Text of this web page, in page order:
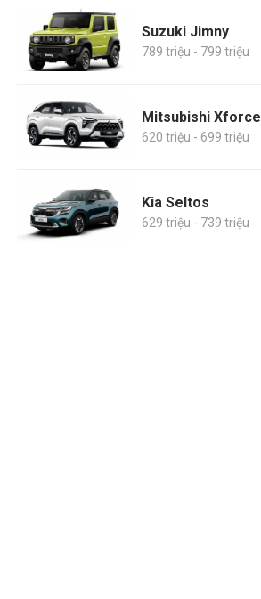
Suzuki Jimny
789 triệu - 799 triệu
Mitsubishi Xforce
620 triệu - 699 triệu
Kia Seltos
629 triệu - 739 triệu